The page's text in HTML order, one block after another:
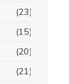
(23)
(15)
(20)
(21)